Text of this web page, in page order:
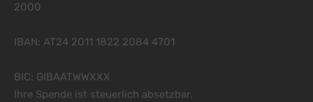
2000
IBAN: AT24 2011 1822 2084 4701
BIC: GIBAATWWXXX
Ihre Spende ist steuerlich absetzbar.